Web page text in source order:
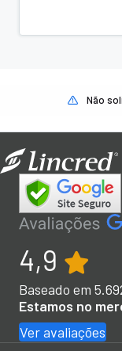
Não
4,9
Baseado em
Estamos no
Ver avaliações